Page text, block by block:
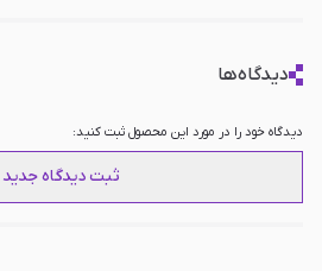
دیدگاه‌ها
دیدگاه خود را در مورد این محصول ثبت کنید:
ثبت دیدگاه جدید